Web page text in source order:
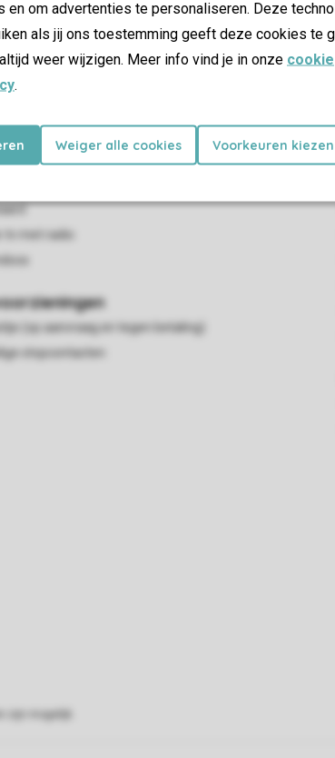
en om advertenties te personaliseren. Deze
als jij ons toestemming geeft deze cookies te
weer wijzigen. Meer info vind je in onze cookie
.
Weiger alle cookies Voorkeuren kiezen
eetkamer
tv met radio
(op aanvraag en tegen betaling)
stopcontacten